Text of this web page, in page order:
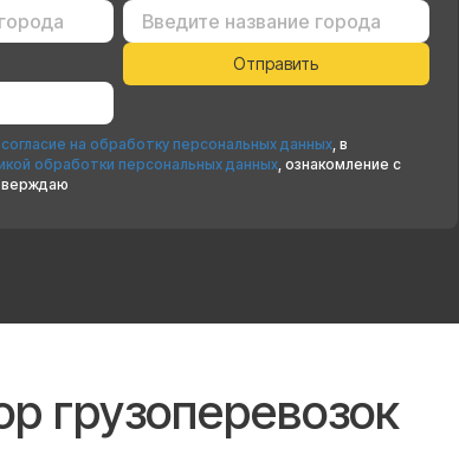
согласие на обработку персональных данных, в
обработки персональных данных, ознакомление с
грузоперевозок